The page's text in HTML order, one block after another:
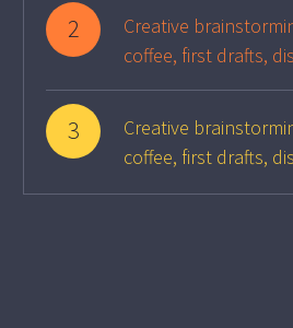
2
Creative
coffee, first drafts,
3
Creative
coffee, first drafts,